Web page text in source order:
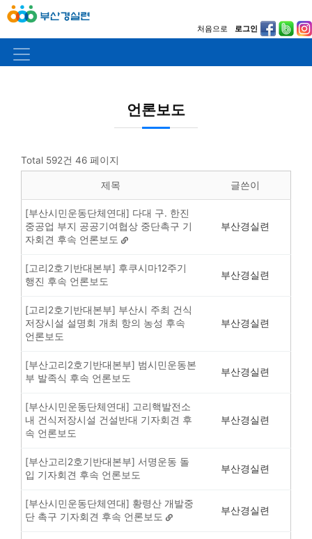
처음으로 로그인
언론보도
Total 592건 46 페이지
제목 글쓴이
[부산시민운동단체연대] 다대 구. 한진
중공업 부지 공공기여협상 중단촉구 기
자회견 후속 언론보도
부산경실련
[고리2호기반대본부] 후쿠시마12주기
행진 후속 언론보도
부산경실련
[고리2호기반대본부] 부산시 주최 건식
저장시설 설명회 개최 항의 농성 후속
언론보도
부산경실련
[부산고리2호기반대본부] 범시민운동본
부 발족식 후속 언론보도
부산경실련
[부산시민운동단체연대] 고리핵발전소
내 건식저장시설 건설반대 기자회견 후
속 언론보도
부산경실련
[부산고리2호기반대본부] 서명운동 돌
입 기자회견 후속 언론보도
부산경실련
[부산시민운동단체연대] 황령산 개발중
단 촉구 기자회견 후속 언론보도
부산경실련